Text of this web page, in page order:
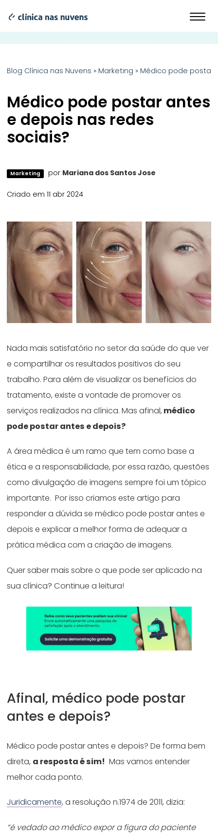
Blog Clínica nas Nuvens » Marketing » Médico pode postar
Médico pode postar antes
e depois nas redes
sociais?
Marketing por Mariana dos Santos Jose
Criado em 11 abr 2024
Nada mais satisfatório no setor da saúde do que ver
e compartilhar os resultados positivos do seu
trabalho. Para além de visualizar os benefícios do
tratamento, existe a vontade de promover os
serviços realizados na clínica. Mas afinal,médico
pode postar antes e depois?
A área médica é um ramo que tem como base a
ética e a responsabilidade, por essa razão, questões
como divulgação de imagens sempre foi um tópico
importante. Por isso criamos este artigo para
responder a dúvida se médico pode postar antes e
depois e explicar a melhor forma de adequar a
prática médica com a criação de imagens.
Quer saber mais sobre o que pode ser aplicado na
sua clínica? Continue a leitura!
Afinal, médico pode postar
antes e depois?
Médico pode postar antes e depois? De forma bem
direta, a resposta é sim! Mas vamos entender
melhor cada ponto.
Juridicamente, a resolução n.1974 de 2011, dizia:
“é vedado ao médico expor a figura do paciente